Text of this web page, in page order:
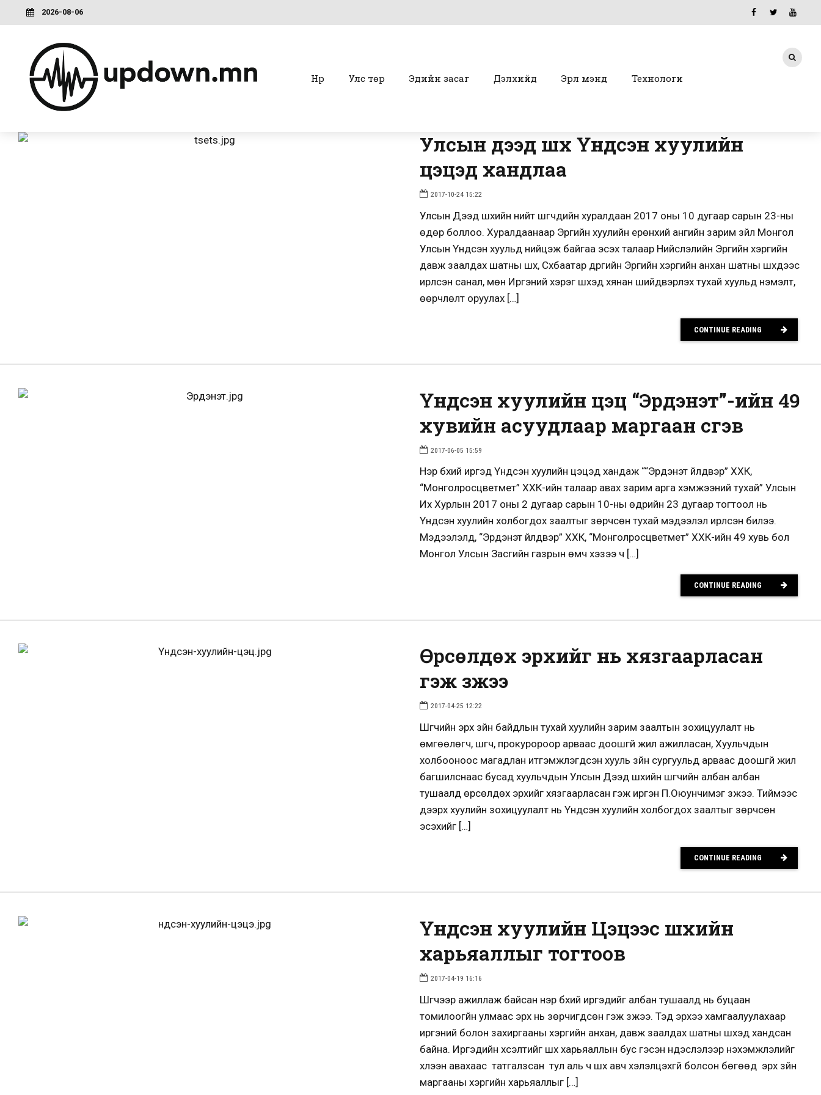
2026-08-06
Нүүр Улс төр Эдийн засаг Дэлхийд Эрүүл мэнд Технологи
Улсын дээд шүүх Үндсэн хуулийн
цэцэд хандлаа
2017-10-24 15:22
Улсын Дээд шүүхийн нийт шүүгчдийн хуралдаан 2017 оны 10 дугаар сарын 23-ны
өдөр боллоо. Хуралдаанаар Эрүүгийн хуулийн ерөнхий ангийн зарим зүйл Монгол
Улсын Үндсэн хуульд нийцэж байгаа эсэх талаар Нийслэлийн Эрүүгийн хэргийн
давж заалдах шатны шүүх, Сүхбаатар дүүргийн Эрүүгийн хэргийн анхан шатны шүүхүүдээс
ирүүлсэн санал, мөн Иргэний хэрэг шүүхэд хянан шийдвэрлэх тухай хуульд нэмэлт,
өөрчлөлт оруулах […]
CONTINUE READING
Үндсэн хуулийн цэц “Эрдэнэт”-ийн 49
хувийн асуудлаар маргаан үүсгэв
2017-06-05 15:59
Нэр бүхий иргэд Үндсэн хуулийн цэцэд хандаж ““Эрдэнэт үйлдвэр” ХХК,
“Монголросцветмет” ХХК-ийн талаар авах зарим арга хэмжээний тухай” Улсын
Их Хурлын 2017 оны 2 дугаар сарын 10-ны өдрийн 23 дугаар тогтоол нь
Үндсэн хуулийн холбогдох заалтыг зөрчсөн тухай мэдээлэл ирүүлсэн билээ.
Мэдээлэлд, “Эрдэнэт үйлдвэр” ХХК, “Монголросцветмет” ХХК-ийн 49 хувь бол
Монгол Улсын Засгийн газрын өмч хэзээ ч […]
CONTINUE READING
Өрсөлдөх эрхийг нь хязгаарласан
гэж үзжээ
2017-04-25 12:22
Шүүгчийн эрх зүйн байдлын тухай хуулийн зарим заалтын зохицуулалт нь
өмгөөлөгч, шүүгч, прокуророор арваас доошгүй жил ажилласан, Хуульчдын
холбооноос магадлан итгэмжлэгдсэн хууль зүйн сургуульд арваас доошгүй жил
багшилснаас бусад хуульчдын Улсын Дээд шүүхийн шүүгчийн албан албан
тушаалд өрсөлдөх эрхийг хязгаарласан гэж иргэн П.Оюунчимэг үзжээ. Тиймээс
дээрх хуулийн зохицуулалт нь Үндсэн хуулийн холбогдох заалтыг зөрчсөн
эсэхийг […]
CONTINUE READING
Үндсэн хуулийн Цэцээс шүүхийн
харьяаллыг тогтоов
2017-04-19 16:16
Шүүгчээр ажиллаж байсан нэр бүхий иргэдийг албан тушаалд нь буцаан
томилоогүйн улмаас эрх нь зөрчигдсөн гэж үзжээ. Тэд эрхээ хамгаалуулахаар
иргэний болон захиргааны хэргийн анхан, давж заалдах шатны шүүхэд хандсан
байна. Иргэдийн хүсэлтийг шүүх харьяаллын бус гэсэн үндэслэлээр нэхэмжлэлийг
хүлээн авахаас татгалзсан тул аль ч шүүх авч хэлэлцэхгүй болсон бөгөөд эрх зүйн
маргааны хэргийн харьяаллыг […]